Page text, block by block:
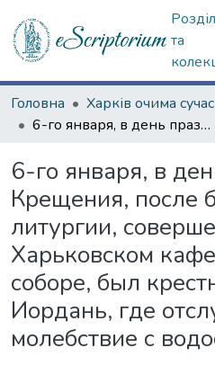
та
Головна Харків очима
6-го января, в день праздника Крещения, после божественной литургии, совершенной в Харьковском кафедральном соборе, был крестный ход на Иордань, где отслужено было молебствие с водосвятием
6-го января, в
Крещения, после
литургии,
Харьковском
соборе, был
Иордань, где
молебствие с